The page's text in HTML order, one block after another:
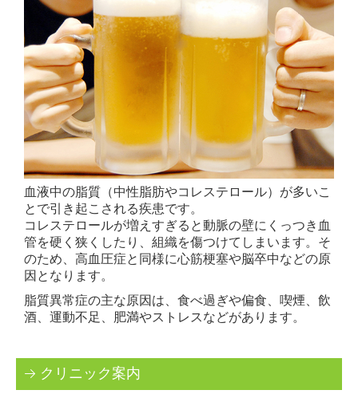
糖尿病
脂質異常症（高脂血症）
喘息
骨粗しょう症外来
各種健康診断
予防接種
ダイエット外来
自由診療・料金表
迅速検査
新型コロナウイルス検査
血液中の脂質（中性脂肪やコレステロール）が多いこ
とで引き起こされる疾患です。
コレステロールが増えすぎると動脈の壁にくっつき血
管を硬く狭くしたり、組織を傷つけてしまいます。そ
のため、高血圧症と同様に心筋梗塞や脳卒中などの原
因となります。
脂質異常症の主な原因は、食べ過ぎや偏食、喫煙、飲
酒、運動不足、肥満やストレスなどがあります。
クリニック案内